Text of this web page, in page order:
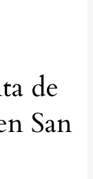
de
San